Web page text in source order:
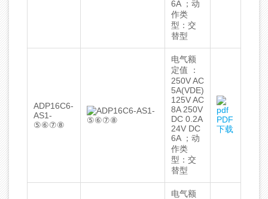
6A ；动
作类
型：交
替型
ADP16C6-
AS1-
⑤⑥⑦⑧
电气额
定值 ：
250V AC
5A(VDE)
125V AC
8A 250V
DC 0.2A
24V DC
6A ；动
作类
型：交
替型
PDF
下载
电气额